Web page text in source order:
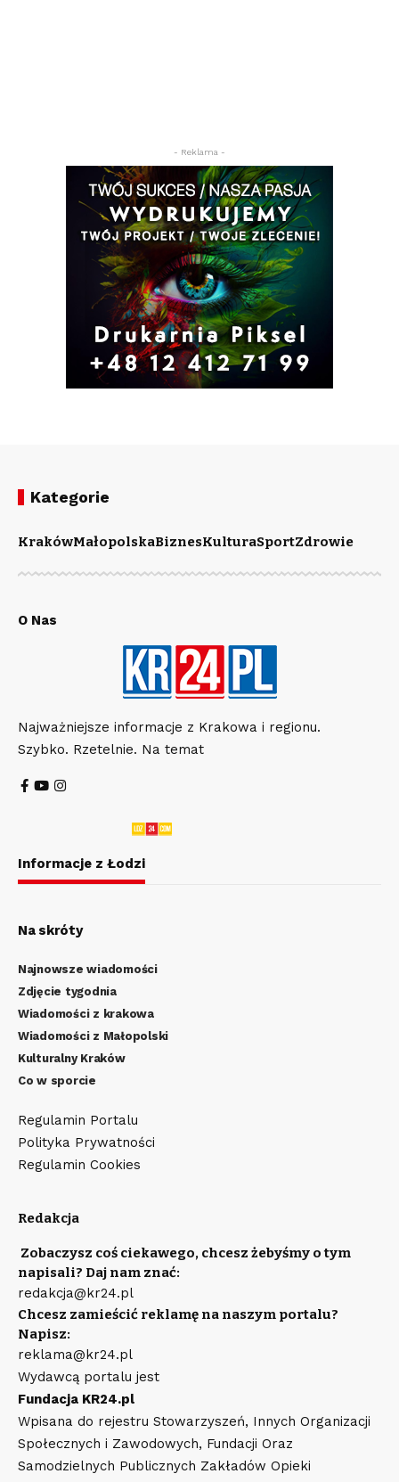
- Reklama -
Kategorie
KrakówMałopolskaBiznesKulturaSportZdrowie
O Nas
Najważniejsze informacje z Krakowa i regionu.
Szybko. Rzetelnie. Na temat
Informacje z Łodzi
Na skróty
Najnowsze wiadomości
Zdjęcie tygodnia
Wiadomości z krakowa
Wiadomości z Małopolski
Kulturalny Kraków
Co w sporcie
Regulamin Portalu
Polityka Prywatności
Regulamin Cookies
Redakcja
Zobaczysz coś ciekawego, chcesz żebyśmy o tym
napisali? Daj nam znać:
redakcja@kr24.pl
Chcesz zamieścić reklamę na naszym portalu?
Napisz:
reklama@kr24.pl
Wydawcą portalu jest
Fundacja KR24.pl
Wpisana do rejestru Stowarzyszeń, Innych Organizacji
Społecznych i Zawodowych, Fundacji Oraz
Samodzielnych Publicznych Zakładów Opieki